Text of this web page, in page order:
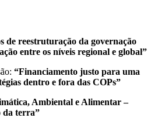
de reestruturação da governação
entre os níveis regional e global”
“Financiamento justo para uma
dentro e fora das COPs”
Ambiental e Alimentar –
da terra”